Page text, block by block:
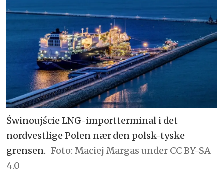
Świnoujście LNG-importterminal i det
nordvestlige Polen nær den polsk-tyske
grensen.
Maciej Margas under CC BY-SA
4.0